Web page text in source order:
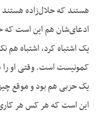
هستند که حلال‌زاده
ادعای‌شان هم این است که
یک اشتباه کرد، اشتباه هم
کمونیست است. وقتی او
یک حزبی هم بود و موقع
این است که هر کس هر